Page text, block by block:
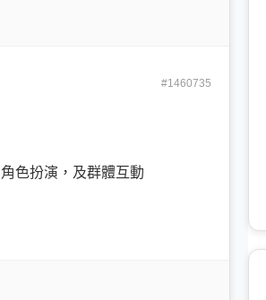
#1460735
色扮演，及群體互動